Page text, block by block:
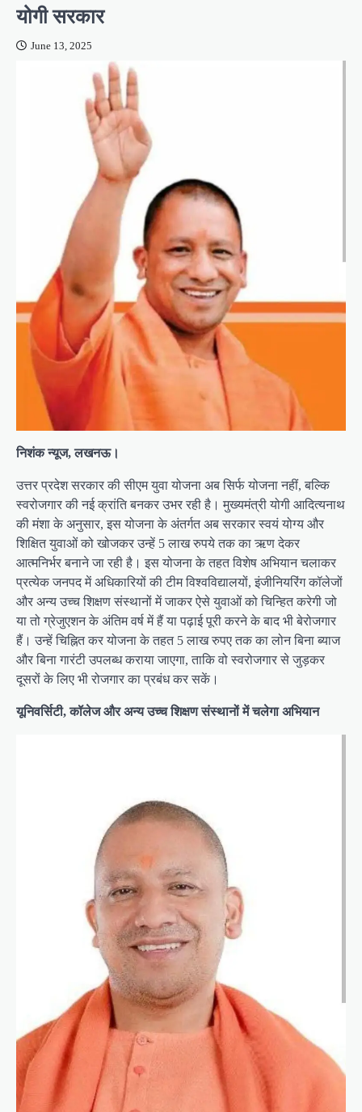
योगी सरकार
June 13, 2025
निशंक न्यूज, लखनऊ।
उत्तर प्रदेश सरकार की सीएम युवा योजना अब सिर्फ योजना नहीं, बल्कि
स्वरोजगार की नई क्रांति बनकर उभर रही है। मुख्यमंत्री योगी आदित्यनाथ
की मंशा के अनुसार, इस योजना के अंतर्गत अब सरकार स्वयं योग्य और
शिक्षित युवाओं को खोजकर उन्हें 5 लाख रुपये तक का ऋण देकर
आत्मनिर्भर बनाने जा रही है। इस योजना के तहत विशेष अभियान चलाकर
प्रत्येक जनपद में अधिकारियों की टीम विश्वविद्यालयों, इंजीनियरिंग कॉलेजों
और अन्य उच्च शिक्षण संस्थानों में जाकर ऐसे युवाओं को चिन्हित करेगी जो
या तो ग्रेजुएशन के अंतिम वर्ष में हैं या पढ़ाई पूरी करने के बाद भी बेरोजगार
हैं। उन्हें चिह्नित कर योजना के तहत 5 लाख रुपए तक का लोन बिना ब्याज
और बिना गारंटी उपलब्ध कराया जाएगा, ताकि वो स्वरोजगार से जुड़कर
दूसरों के लिए भी रोजगार का प्रबंध कर सकें।
यूनिवर्सिटी, कॉलेज और अन्य उच्च शिक्षण संस्थानों में चलेगा अभियान